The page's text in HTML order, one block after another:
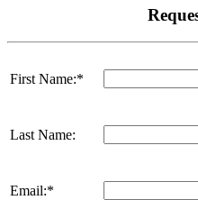
First Name:*
Last Name:
Email:*